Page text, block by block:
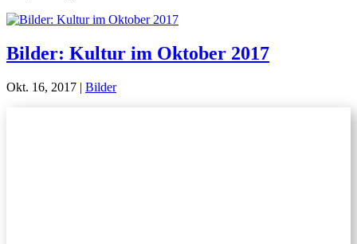
Bilder: Kultur im Oktober 2017
Okt. 16, 2017 | Bilder